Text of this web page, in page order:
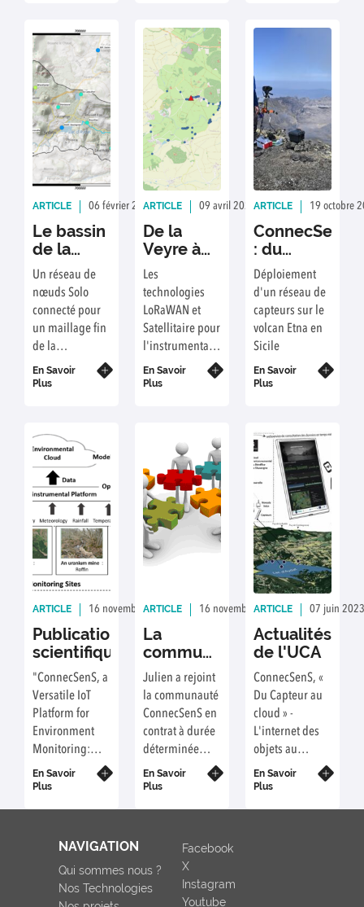
INRAE de
Montoldre
(Allier).
Activity
ARTICLE 06 février 2024 Rédaction : CA, JS
Le bassin
de la
Veyre :
Un
observatoire
de l’eau
en
Auvergne
Un réseau de
nœuds Solo
connecté pour
un maillage fin
de la
pluviométrie
sur le Bassin
En Savoir
Plus
ARTICLE 09 avril 2024 Rédaction : JS
De la
Veyre à
Aydat
Les
technologies
LoRaWAN et
Satellitaire pour
l'instrumentation
d'un bassin
versant.
En Savoir
Plus
ARTICLE 19 octobre
ConnecSenS
: du
Volcan au
Cloud
Déploiement
d'un réseau de
capteurs sur le
volcan Etna en
Sicile
En Savoir
Plus
ARTICLE 16 novembre 2023 Rédaction : LMA
Publication
scientifique
"ConnecSenS, a
Versatile IoT
Platform for
Environment
Monitoring:
Bring Water to
Cloud"
En Savoir
Plus
ARTICLE 16 novembre 2023 Rédaction :
La
communauté
ConnecSenS
se
renforce
Julien a rejoint
la communauté
ConnecSenS en
contrat à durée
déterminée
pour une
période de 24
En Savoir
Plus
ARTICLE 07 juin 2023
Actualités
de l'UCA
ConnecSenS, «
Du Capteur au
cloud » -
L'internet des
objets au
service de
l'environnement
En Savoir
Plus
NAVIGATION
Qui sommes nous ?
Nos Technologies
Facebook
X
Instagram
Youtube